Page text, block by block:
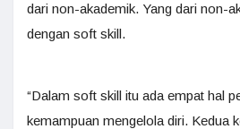
dari non-akademik. Yang dari non-
dengan soft skill.
“Dalam soft skill itu ada empat hal
kemampuan mengelola diri. Kedua